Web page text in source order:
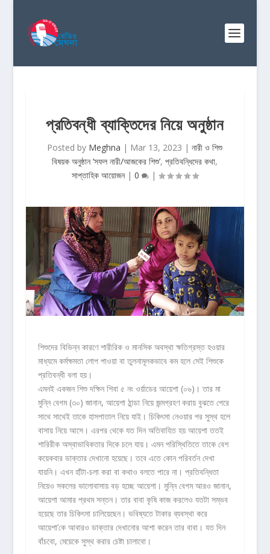
প্রতিবন্ধী ব্যাক্তিদের নিয়ে অনুষ্ঠান
Posted by Meghna | Mar 13, 2023 |নারী ও শিশু
বিষয়ক অনুষ্ঠান ‘সফল নারী/আজকের শিশু’,প্রতিবন্ধিদের কথা,
সাপ্তাহিক আয়োজন| 0 |
শিশুদের বিভিন্ন কারণে শারীরিক ও মানসিক অবস্থা ক্ষতিগ্রস্ত হওয়ার
মাধ্যমে কর্মক্ষমতা লোপ পাওয়া বা তুলনামূলকভাবে কম হলে সেই শিশুকে
প্রতিবন্ধী বলা হয়।
এমনই একজন শিশু দক্ষিন শিবা ৫ নং ওর্য়াডের আয়েশা (০৬)। তার মা
মুন্নি বেগম (৩০) জানান, আয়েশা ঠান্ডা নিয়ে জন্মগ্রহণ করায় বুঝতে পেরে
সাথে সাথেই তাকে হাসপাতাল নিয়ে যাই। চিকিৎসা নেওয়ার পর সুস্থ হলে
বাসায় নিয়ে আসে। এরপর থেকে যত দিন অতিবাহিত হয় আয়েশা ততই
শারিরীক অস্বাভাবিকতার দিকে চলে যায়। এমন পরিস্থিতিতে তাকে বেশ
কয়েকবার ডাক্তার দেখানো হয়েছে। তবে এতে কোন পরিবর্তন দেখা
যায়নি। এখন হাঁটা-চলা করা বা কথাও বলতে পারে না। প্রতিবন্ধিতা
নিয়েও সকলের ভালোবাসায় বড় হচ্ছে আয়েশা। মুন্নি বেগম আরও জানান,
আয়েশা আমার প্রথম সন্তন। তার বাবা কৃষি কাজ করলেও যতটা সম্ভব
হয়েছে তার চিকিৎসা চালিয়েছেন। ভবিষ্যতে টাকার ব্যবস্থা করে
আয়েশা’কে আবারও ডাক্তার দেখানোর আশা করেন তার বাবা। যত দিন
বাঁচবো, মেয়েকে সুস্থ করার চেষ্টা চালাবো।